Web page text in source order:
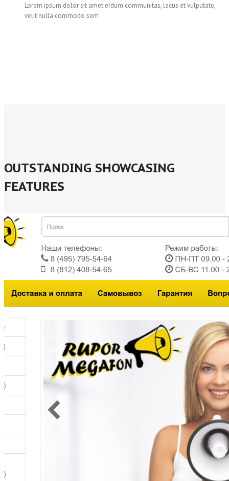
Lorem ipsum dolor sit amet erdum communitas, lacus et vulputate,
velit nulla commodo sem
OUTSTANDING SHOWCASING
FEATURES